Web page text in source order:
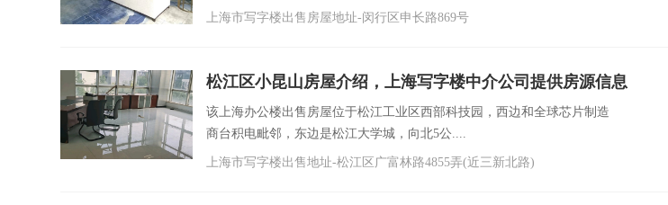
上海市写字楼出售房屋地址-闵行区申长路869号
松江区小昆山房屋介绍，上海写字楼中介公司提供房源信息
该上海办公楼出售房屋位于松江工业区西部科技园，西边和全球芯片制造
商台积电毗邻，东边是松江大学城，向北5公....
上海市写字楼出售地址-松江区广富林路4855弄(近三新北路)